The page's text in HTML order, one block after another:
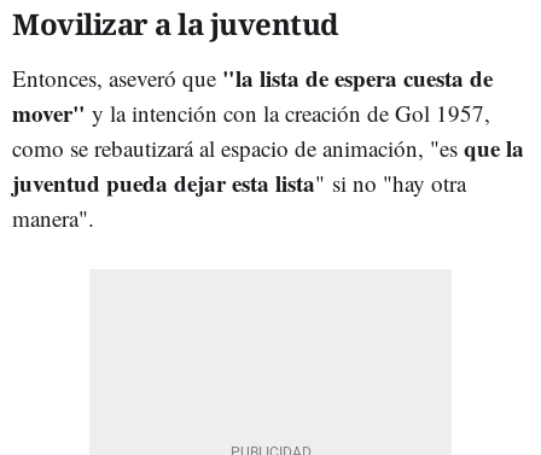
Movilizar a la juventud
Entonces, aseveró que "la lista de espera cuesta de
mover" y la intención con la creación de Gol 1957,
como se rebautizará al espacio de animación, "es que la
juventud pueda dejar esta lista" si no "hay otra
manera".